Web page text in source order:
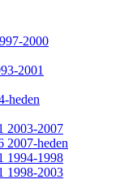
2000
2001
heden
2003-2007
2007-heden
1994-1998
1998-2003